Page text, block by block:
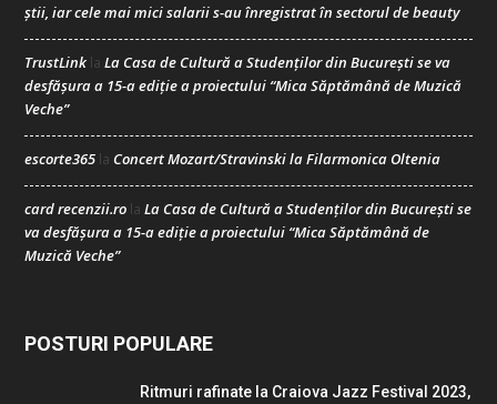
știi, iar cele mai mici salarii s-au înregistrat în sectorul de beauty
TrustLink la La Casa de Cultură a Studenților din București se va
desfășura a 15-a ediție a proiectului “Mica Săptămână de Muzică
Veche”
escorte365 la Concert Mozart/Stravinski la Filarmonica Oltenia
card recenzii.ro la La Casa de Cultură a Studenților din București se
va desfășura a 15-a ediție a proiectului “Mica Săptămână de
Muzică Veche”
POSTURI POPULARE
Ritmuri rafinate la Craiova Jazz Festival 2023,